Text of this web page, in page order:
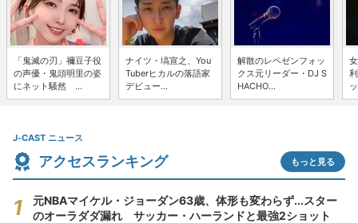
「鬼滅の刃」禰豆子役
の声優・鬼頭明里の姿
にネット騒然 ...
ナイツ・塙宣之、You
Tuberヒカルの落語家
デビュー...
解散のレペゼンフォッ
クス元リーダー・DJ S
HACHO...
J-CAST ニュース
アクセスランキング もっと見る
元NBAマイケル・ジョーダン63歳、体形も変わらず...スター
のオーラダダ漏れ サッカー・ハーランドと最強2ショット